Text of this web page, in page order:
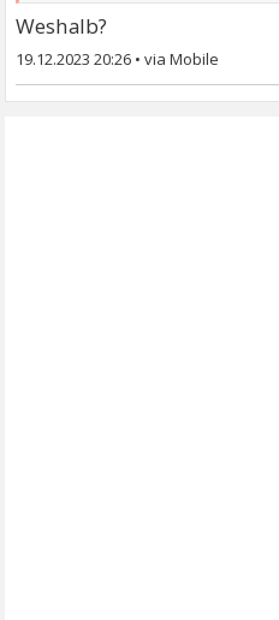
Weshalb?
19.12.2023 20:26 •